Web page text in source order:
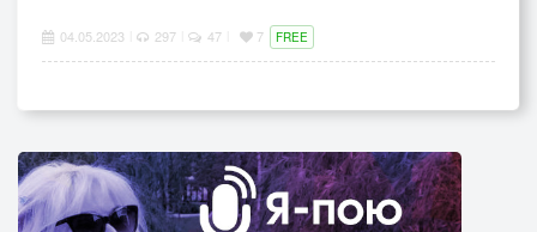
04.05.2023 297 47 7 FREE